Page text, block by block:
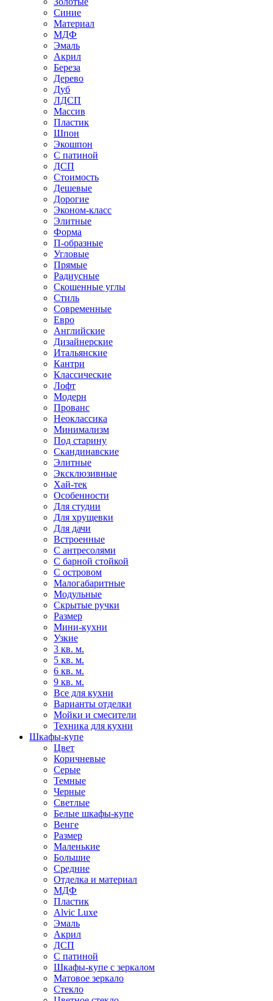
Синие
Материал
МДФ
Эмаль
Акрил
Береза
Дерево
Дуб
ЛДСП
Массив
Пластик
Шпон
Экошпон
С патиной
ДСП
Стоимость
Дешевые
Дорогие
Эконом-класс
Элитные
Форма
П-образные
Угловые
Прямые
Радиусные
Скошенные углы
Стиль
Современные
Евро
Английские
Дизайнерские
Итальянские
Кантри
Классические
Лофт
Модерн
Прованс
Неоклассика
Минимализм
Под старину
Скандинавские
Элитные
Эксклюзивные
Хай-тек
Особенности
Для студии
Для хрущевки
Для дачи
Встроенные
С антресолями
С барной стойкой
С островом
Малогабаритные
Модульные
Скрытые ручки
Размер
Мини-кухни
Узкие
3 кв. м.
5 кв. м.
6 кв. м.
9 кв. м.
Все для кухни
Варианты отделки
Мойки и смесители
Техника для кухни
Шкафы-купе
Цвет
Коричневые
Серые
Темные
Черные
Светлые
Белые шкафы-купе
Венге
Размер
Маленькие
Большие
Средние
Отделка и материал
МДФ
Пластик
Alvic Luxe
Эмаль
Акрил
ДСП
С патиной
Шкафы-купе с зеркалом
Матовое зеркало
Стекло